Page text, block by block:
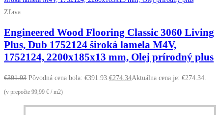
Zľava
Engineered Wood Flooring Classic 3060 Living
Plus, Dub 1752124 široká lamela M4V,
1752124, 2200x185x13 mm, Olej prírodný plus
€391.93 Pôvodná cena bola: €391.93.€274.34Aktuálna cena je: €274.34.
(v prepočte 99,99 € / m2)